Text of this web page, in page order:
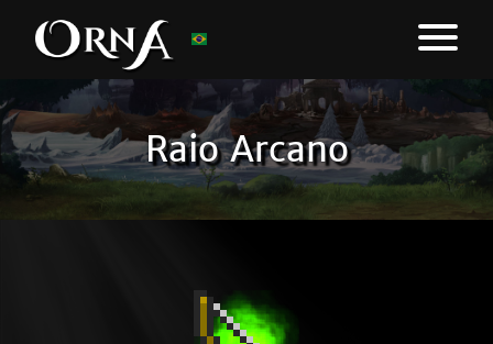
Raio Arcano